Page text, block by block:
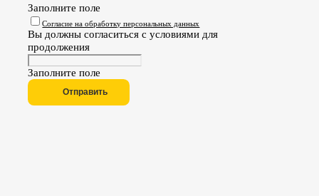
Заполните поле
Согласие на обработку персональных данных
Вы должны согласиться с условиями для
продолжения
Заполните поле
Отправить